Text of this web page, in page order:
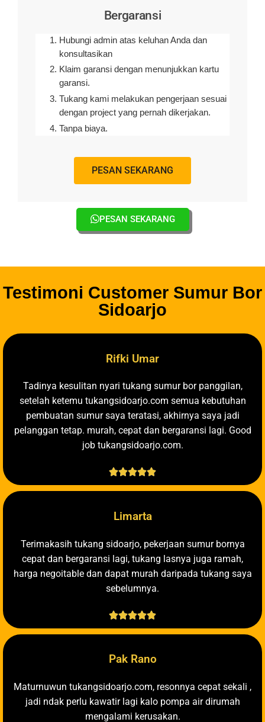
Bergaransi
Hubungi admin atas keluhan Anda dan
konsultasikan
Klaim garansi dengan menunjukkan kartu
garansi.
Tukang kami melakukan pengerjaan sesuai
dengan project yang pernah dikerjakan.
Tanpa biaya.
PESAN SEKARANG
PESAN SEKARANG
Testimoni Customer Sumur Bor
Sidoarjo
Rifki Umar
Tadinya kesulitan nyari tukang sumur bor panggilan,
setelah ketemu tukangsidoarjo.com semua kebutuhan
pembuatan sumur saya teratasi, akhirnya saya jadi
pelanggan tetap. murah, cepat dan bergaransi lagi. Good
job tukangsidoarjo.com.

Limarta
Terimakasih tukang sidoarjo, pekerjaan sumur bornya
cepat dan bergaransi lagi, tukang lasnya juga ramah,
harga negoitable dan dapat murah daripada tukang saya
sebelumnya.

Pak Rano
Maturnuwun tukangsidoarjo.com, resonnya cepat sekali ,
jadi ndak perlu kawatir lagi kalo pompa air dirumah
mengalami kerusakan.